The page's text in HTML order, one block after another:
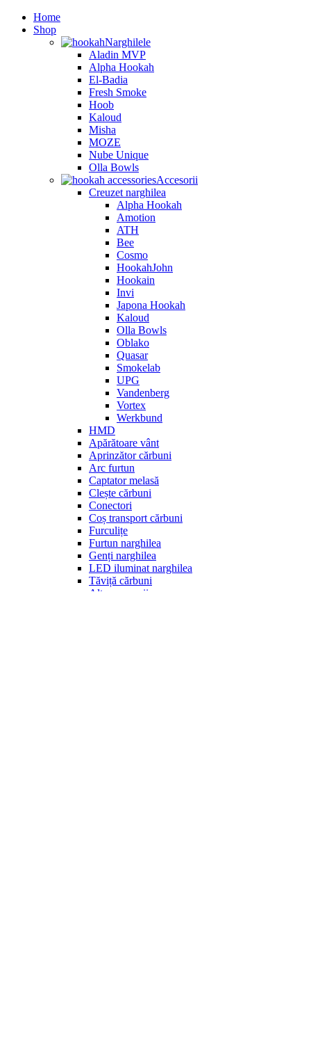
Home
Shop
Narghilele
Aladin MVP
Alpha Hookah
El-Badia
Fresh Smoke
Hoob
Kaloud
Misha
MOZE
Nube Unique
Olla Bowls
Accesorii
Creuzet narghilea
Alpha Hookah
Amotion
ATH
Bee
Cosmo
HookahJohn
Hookain
Invi
Japona Hookah
Kaloud
Olla Bowls
Oblako
Quasar
Smokelab
UPG
Vandenberg
Vortex
Werkbund
HMD
Apărătoare vânt
Aprinzător cărbuni
Arc furtun
Captator melasă
Clește cărbuni
Conectori
Coș transport cărbuni
Furculițe
Furtun narghilea
Genți narghilea
LED iluminat narghilea
Tăviță cărbuni
Alte accesorii